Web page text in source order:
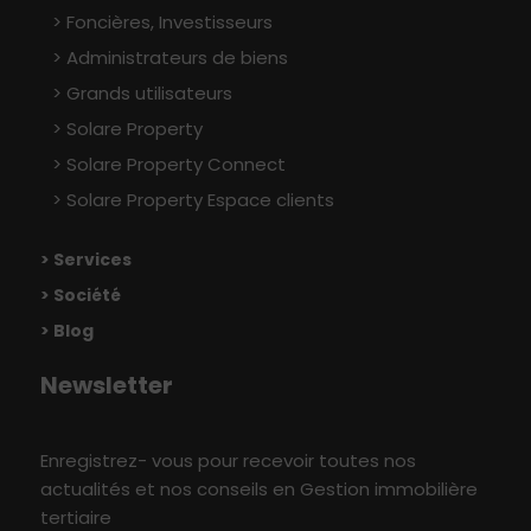
Foncières, Investisseurs
Administrateurs de biens
Grands utilisateurs
Solare Property
Solare Property Connect
Solare Property Espace clients
> Services
> Société
> Blog
Newsletter
Enregistrez- vous pour recevoir toutes nos
actualités et nos conseils en Gestion immobilière
tertiaire